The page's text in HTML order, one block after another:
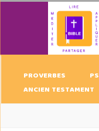
PROVERBES
ANCIEN TESTAMENT